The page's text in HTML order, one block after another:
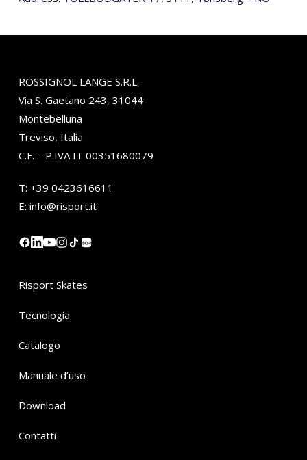
ROSSIGNOL LANGE S.R.L.
Via S. Gaetano 243, 31044
Montebelluna
Treviso, Italia
C.F. – P.IVA IT 00351680079
T: +39 0423616611
E: info@risport.it
小红书
Risport Skates
Tecnologia
Catalogo
Manuale d’uso
Download
Contatti